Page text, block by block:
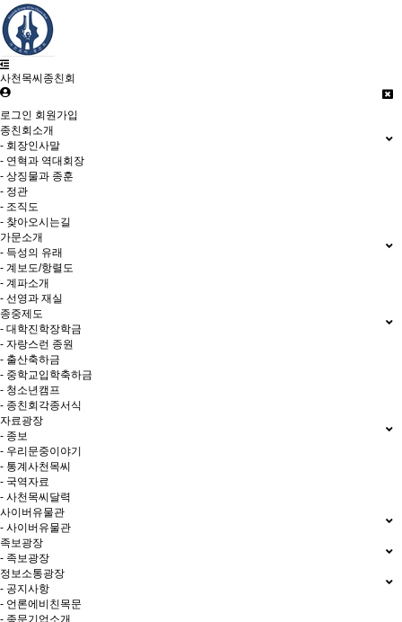
사천목씨종친회
로그인 회원가입
종친회소개
- 회장인사말
- 연혁과 역대회장
- 상징물과 종훈
- 정관
- 조직도
- 찾아오시는길
가문소개
- 득성의 유래
- 계보도/항렬도
- 계파소개
- 선영과 재실
종중제도
- 대학진학장학금
- 자랑스런 종원
- 출산축하금
- 중학교입학축하금
- 청소년캠프
- 종친회각종서식
자료광장
- 종보
- 우리문중이야기
- 통계사천목씨
- 국역자료
- 사천목씨달력
사이버유물관
- 사이버유물관
족보광장
- 족보광장
정보소통광장
- 공지사항
- 언론에비친목문
- 종문기업소개